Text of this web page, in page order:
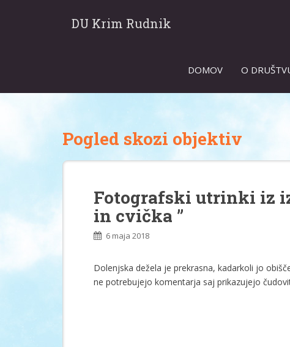
DU Krim Rudnik
DOMOV O
Pogled skozi objektiv
Fotografski utrinki iz
in cvička ”
6 maja 2018
Dolenjska dežela je prekrasna, kadarkoli jo
ne potrebujejo komentarja saj prikazujejo